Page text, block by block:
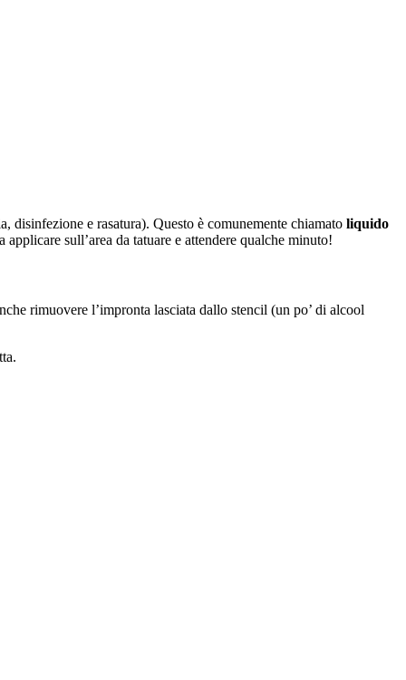
e rasatura). Questo è comunemente chiamato liquido
sull’area da tatuare e attendere qualche minuto!
rimuovere l’impronta lasciata dallo stencil (un po’ di alcool